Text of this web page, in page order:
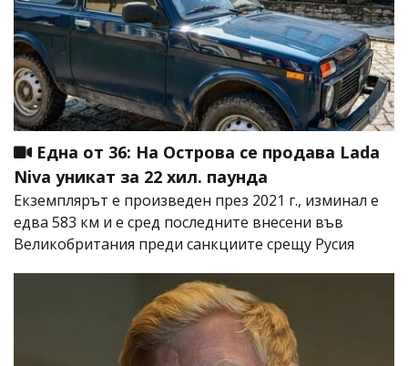
Една от 36: На Острова се продава Lada
Niva уникат за 22 хил. паунда
Екземплярът е произведен през 2021 г., изминал е
едва 583 км и е сред последните внесени във
Великобритания преди санкциите срещу Русия